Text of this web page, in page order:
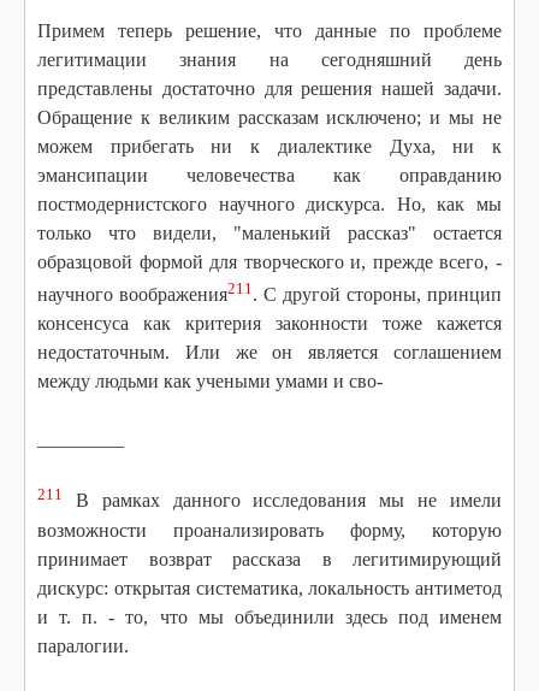
Примем теперь решение, что данные по проблеме
легитимации знания на сегодняшний день
представлены достаточно для решения нашей задачи.
Обращение к великим рассказам исключено; и мы не
можем прибегать ни к диалектике Духа, ни к
эмансипации человечества как оправданию
постмодернистского научного дискурса. Но, как мы
только что видели, "маленький рассказ" остается
образцовой формой для творческого и, прежде всего, -
научного воображения211. С другой стороны, принцип
консенсуса как критерия законности тоже кажется
недостаточным. Или же он является соглашением
между людьми как учеными умами и сво-
211
В рамках данного исследования мы не имели
возможности проанализировать форму, которую
принимает возврат рассказа в легитимирующий
дискурс: открытая систематика, локальность антиметод
и т. п. - то, что мы объединили здесь под именем
паралогии.